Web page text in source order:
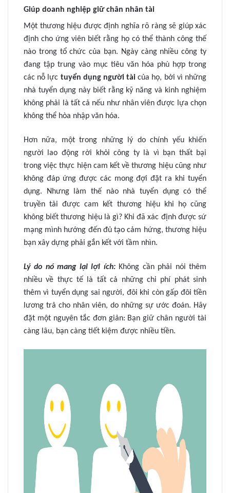
Giúp doanh nghiệp giữ chân nhân tài
Một thương hiệu được định nghĩa rõ ràng sẽ giúp xác
định cho ứng viên biết rằng họ có thể thành công thế
nào trong tổ chức của bạn. Ngày càng nhiều công ty
đang tập trung vào mục tiêu văn hóa phù hợp trong
các nỗ lực tuyển dụng người tài của họ, bởi vì những
nhà tuyển dụng này biết rằng kỹ năng và kinh nghiệm
không phải là tất cả nếu như nhân viên được lựa chọn
không thể hòa nhập văn hóa.
Hơn nữa, một trong những lý do chính yếu khiến
người lao động rời khỏi công ty là vì bạn thất bại
trong việc thực hiện cam kết về thương hiệu cũng như
không đáp ứng được các mong đợi đặt ra khi tuyển
dụng. Nhưng làm thế nào nhà tuyển dụng có thể
truyền tải được cam kết thương hiệu khi họ cũng
không biết thương hiệu là gì? Khi đã xác định được sứ
mạng mình hướng đến đủ tạo cảm hứng, thương hiệu
bạn xây dựng phải gắn kết với tầm nhìn.
Lý do nó mang lại lợi ích:Không cần phải nói thêm
nhiều về thực tế là tất cả những chi phí phát sinh
thêm vì tuyển dụng sai người, đôi khi còn gấp đôi tiền
lương trả cho nhân viên, do những sự ước đoán. Hãy
đặt một nguyên tắc đơn giản: Bạn giữ chân người tài
càng lâu, bạn càng tiết kiệm được nhiều tiền.